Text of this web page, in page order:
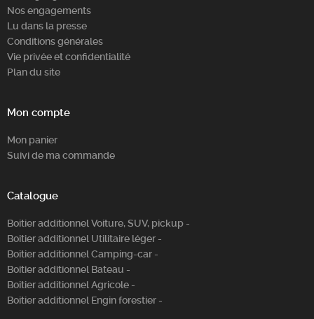
Nos engagements
Lu dans la presse
Conditions générales
Vie privée et confidentialité
Plan du site
Mon compte
Mon panier
Suivi de ma commande
Catalogue
Boitier additionnel Voiture, SUV, pickup -
Boitier additionnel Utilitaire léger -
Boitier additionnel Camping-car -
Boitier additionnel Bateau -
Boitier additionnel Agricole -
Boitier additionnel Engin forestier -